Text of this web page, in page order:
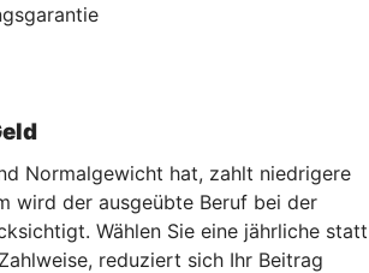
Normalgewicht hat, zahlt niedrigere
wird der ausgeübte Beruf bei der
Wählen Sie eine jährliche statt
reduziert sich Ihr Beitrag